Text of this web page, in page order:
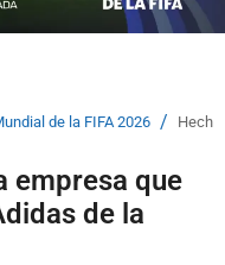
de la FIFA 2026 /
empresa que
de la